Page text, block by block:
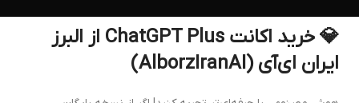
💎 خرید اکانت ChatGPT Plus از البرز
ایران ای‌آی (AlborzIranAI)